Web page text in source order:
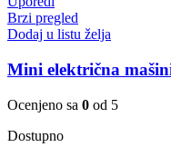
Brzi pregled
Dodaj u listu želja
Mini električna
Ocenjeno sa 0 od 5
Dostupno